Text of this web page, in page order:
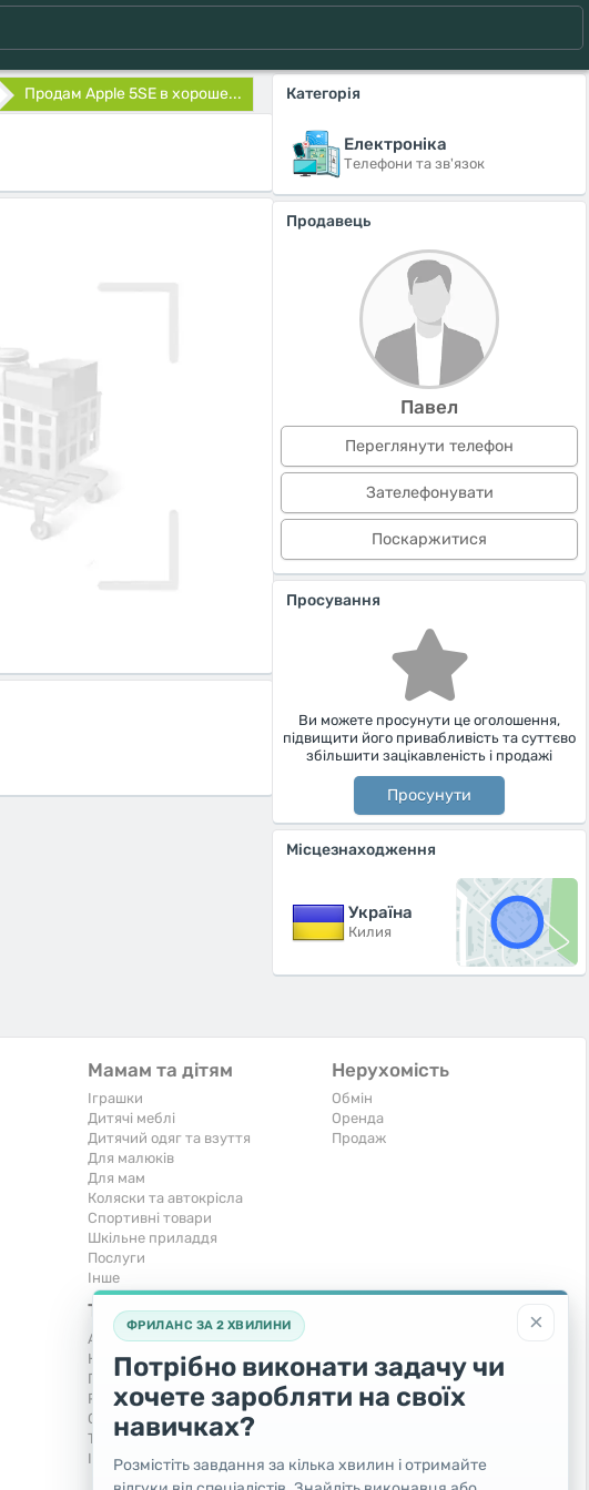
Продам Apple 5SE в хороше... Категорія
Електроніка
Телефони та зв'язок
Продавець
Павел
Переглянути телефон
Зателефонувати
Поскаржитися
Просування
Ви можете просунути це оголошення,
підвищити його привабливість та суттєво
збільшити зацікавленість і продажі
Просунути
Місцезнаходження
Україна
Килия
Мамам та дітям
Іграшки
Дитячі меблі
Дитячий одяг та взуття
Для малюків
Для мам
Коляски та автокрісла
Спортивні товари
Шкільне приладдя
Послуги
Iнше
Нерухомість
Обмін
Оренда
Продаж
Тварини та рослини
Акваріумістика
Кішки
Послуги
Рослини та дерева
Собаки
Товари для тварин
Інші тварини
Запчастини та аксесуари
Комерційний транспорт
Легкові автомобілі
Послуги
Яхти, човни, байдарки
×
ФРИЛАНС ЗА 2 ХВИЛИНИ
Потрібно виконати задачу чи
хочете заробляти на своїх
навичках?
Розмістіть завдання за кілька хвилин і отримайте